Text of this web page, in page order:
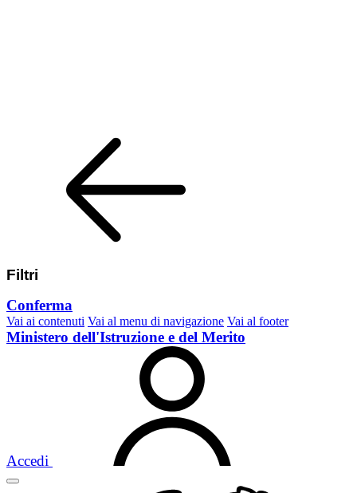
Filtri
Conferma
Vai ai contenuti Vai al menu di navigazione Vai al footer
Ministero dell'Istruzione e del Merito
Accedi